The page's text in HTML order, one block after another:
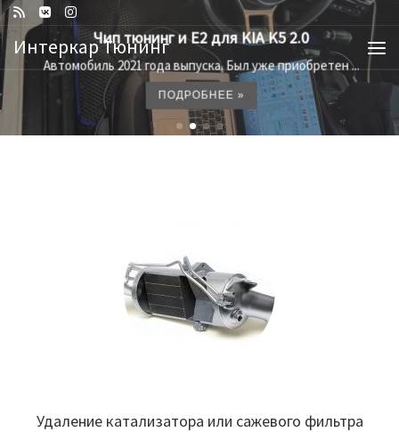
Перейти к содержимому
Интеркар ТюнингЧип тюнинг и E2 для KIA K5 2.0
Автомобиль 2021 года выпуска. Был уже приобретен ...
ПОДРОБНЕЕ »
Удаление катализатора или сажевого фильтра